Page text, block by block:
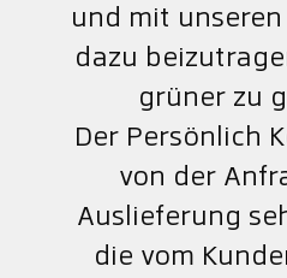
und mit
dazu
grüner zu
Der Persönlich
von der
Auslieferung
die vom